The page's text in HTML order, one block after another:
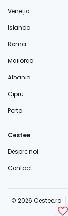
Veneția
Islanda
Roma
Mallorca
Albania
Cipru
Porto
Cestee
Despre noi
Contact
© 2026 Cestee.ro